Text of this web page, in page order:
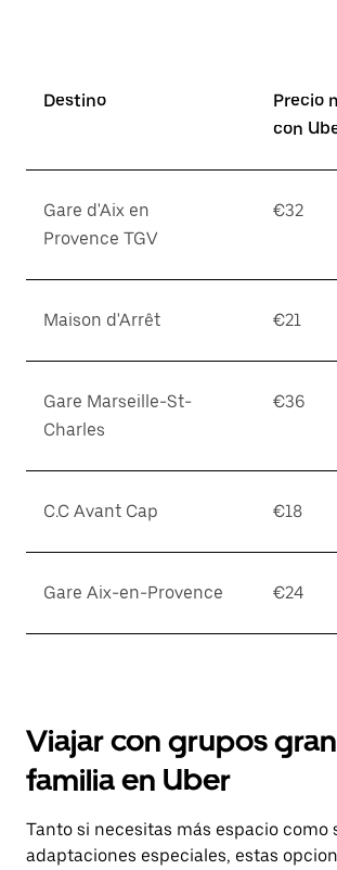
Destino
Precio
con
Gare d'Aix en
Provence TGV
€32
Maison d'Arrêt €21
Gare Marseille-St-
Charles
€36
C.C Avant Cap €18
Gare Aix-en-Provence €24
Viajar con grupos
familia en Uber
Tanto si necesitas más espacio como
adaptaciones especiales, estas